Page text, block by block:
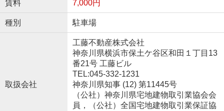
賃料 7,000円
種別 駐車場
取扱会社
工藤不動産株式会社
神奈川県横浜市保土ケ谷区和田１丁目13
番21号 工藤ビル
TEL:045-332-1231
神奈川県知事 (12) 第11445号
（公社）神奈川県宅地建物取引業協会会
員，（公社）全国宅地建物取引業保証協